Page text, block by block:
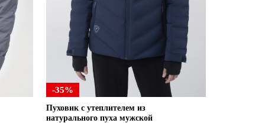
-35%
Пуховик с утеплителем из
натурального пуха мужской